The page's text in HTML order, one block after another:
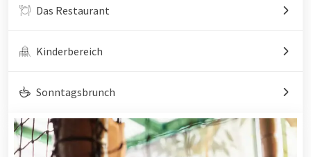
Das Restaurant
Kinderbereich
Sonntagsbrunch